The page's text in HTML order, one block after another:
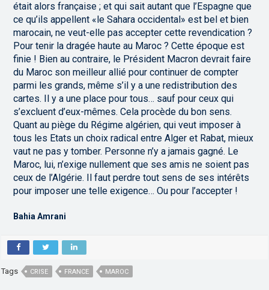
était alors française ; et qui sait autant que l’Espagne que
ce qu’ils appellent «le Sahara occidental» est bel et bien
marocain, ne veut-elle pas accepter cette revendication ?
Pour tenir la dragée haute au Maroc ? Cette époque est
finie ! Bien au contraire, le Président Macron devrait faire
du Maroc son meilleur allié pour continuer de compter
parmi les grands, même s’il y a une redistribution des
cartes. Il y a une place pour tous… sauf pour ceux qui
s’excluent d’eux-mêmes. Cela procède du bon sens.
Quant au piège du Régime algérien, qui veut imposer à
tous les Etats un choix radical entre Alger et Rabat, mieux
vaut ne pas y tomber. Personne n’y a jamais gagné. Le
Maroc, lui, n’exige nullement que ses amis ne soient pas
ceux de l’Algérie. Il faut perdre tout sens de ses intérêts
pour imposer une telle exigence… Ou pour l’accepter !
Bahia Amrani
Tags CRISE FRANCE MAROC